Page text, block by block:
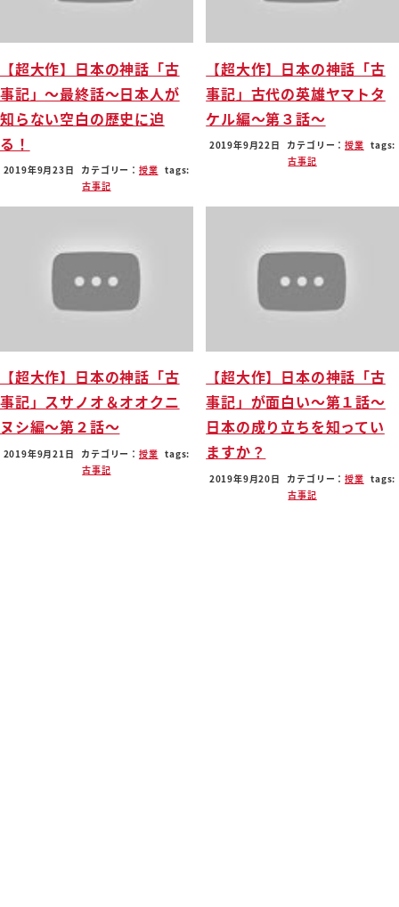
【超大作】日本の神話「古
事記」〜最終話〜日本人が
知らない空白の歴史に迫
る！
2019年9月23日 カテゴリー： 授業 tags:
古事記
【超大作】日本の神話「古
事記」古代の英雄ヤマトタ
ケル編〜第３話〜
2019年9月22日 カテゴリー：授業 tags:
古事記
【超大作】日本の神話「古
事記」スサノオ＆オオクニ
ヌシ編〜第２話〜
2019年9月21日 カテゴリー： 授業 tags:
古事記
【超大作】日本の神話「古
事記」が面白い〜第１話〜
日本の成り立ちを知ってい
ますか？
2019年9月20日 カテゴリー：授業 tags:
古事記